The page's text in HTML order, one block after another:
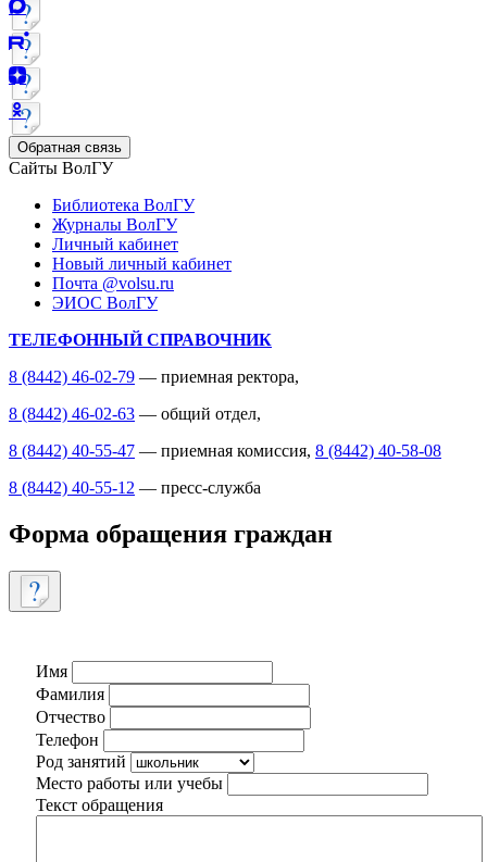
Обратная связь
Сайты ВолГУ
Библиотека ВолГУ
Журналы ВолГУ
Личный кабинет
Новый личный кабинет
Почта @volsu.ru
ЭИОС ВолГУ
ТЕЛЕФОННЫЙ СПРАВОЧНИК
8 (8442) 46-02-79 — приемная ректора,
8 (8442) 46-02-63 — общий отдел,
8 (8442) 40-55-47 — приемная комиссия, 8 (8442) 40-58-08
8 (8442) 40-55-12 — пресс-служба
Форма обращения граждан
Имя
Фамилия
Отчество
Телефон
Род занятий
Место работы или учебы
Текст обращения